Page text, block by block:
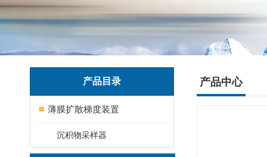
产品目录
薄膜扩散梯度装置
沉积物采样器
产品中心